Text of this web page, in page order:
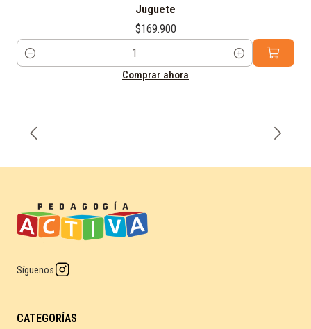
Juguete
$169.900
Cantidad
Comprar ahora
Síguenos
CATEGORÍAS